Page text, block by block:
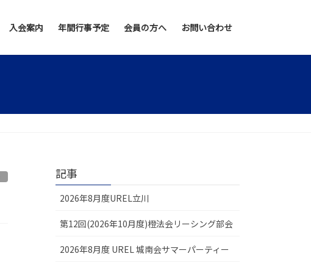
入会案内 年間行事予定 会員の方へ お問い合わせ
記事
2026年8月度UREL立川
第12回(2026年10月度)橙法会リーシング部会
2026年8月度 UREL 城南会サマーパーティー